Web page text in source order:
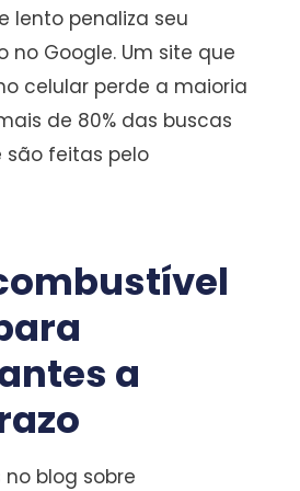
lento penaliza seu
no Google. Um site que
celular perde a maioria
de 80% das buscas
são feitas pelo
a
blog sobre